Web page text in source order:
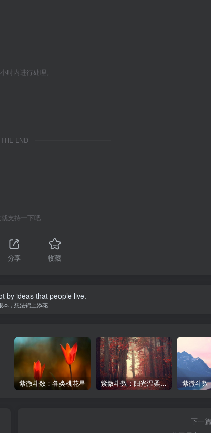
时内进行处理。
THE END
支持一下吧
分享 收藏
by ideas that people live.
本，想法锦上添花
紫微斗数：各类桃花星 紫微斗数：阳光温柔与阴晴不定的日月同宫男
下一篇